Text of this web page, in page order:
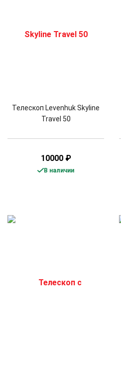
Телескоп Levenhuk Skyline
Travel 50
10000 ₽
В наличии